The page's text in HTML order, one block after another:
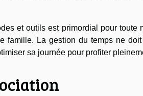
et outils est primordial pour toute
famille. La gestion du temps ne
sa journée pour profiter